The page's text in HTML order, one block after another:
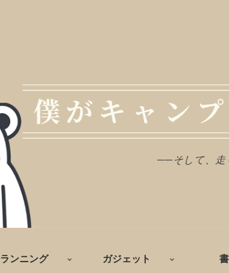
──そして、走
ランニング ガジェット